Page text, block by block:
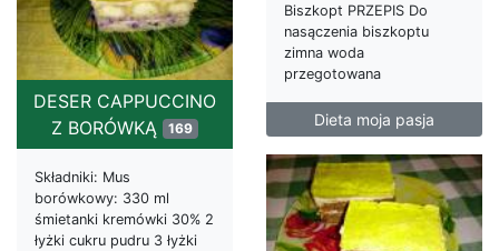
Biszkopt PRZEPIS Do
nasączenia biszkoptu
zimna woda
przegotowana
Dieta moja pasja
DESER CAPPUCCINO
Z BORÓWKĄ 169
Składniki: Mus
borówkowy: 330 ml
śmietanki kremówki 30% 2
łyżki cukru pudru 3 łyżki